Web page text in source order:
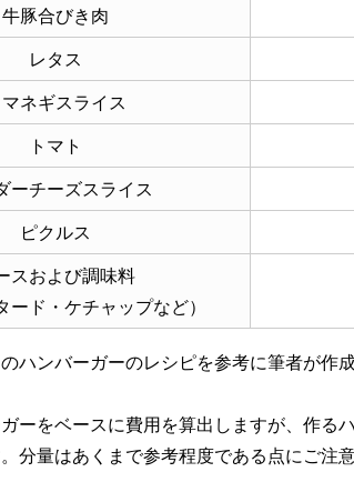
牛豚合びき肉
レタス
マネギスライス
トマト
ーチーズスライス
ピクルス
スおよび調味料
ード・ケチャップなど）
ハンバーガーのレシピを参考に筆者が作
ーをベースに費用を算出しますが、作る
分量はあくまで参考程度である点にご注意